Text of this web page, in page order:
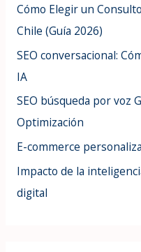
f
o
r
:
Cómo Elegir un
Chile (Guía 2026)
SEO conversacional:
IA
SEO búsqueda por voz
Optimización
E-commerce
Impacto de la
digital